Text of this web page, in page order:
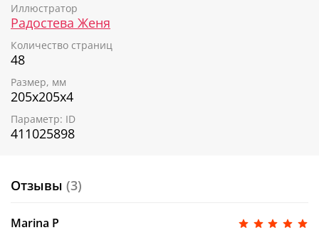
странице создадут ситуацию учебного успеха.
Пошаговая инструкция для родителей подскажет,
лучших результатов.
В игровой форме ребенок подружится с
математикой.
Внимание! Книга «
Учимся считать»
1. После каждой темы в математическом букваре
есть раздел на повторение изученного материала.
и требуется ли что‑то повторить.
Иллюстратор
Радостева Женя
Количество страниц
48
Размер, мм
205х205х4
Параметр: ID
411025898
Отзывы (3)
Marina P